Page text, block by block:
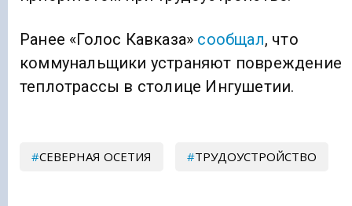
Ранее «Голос Кавказа» сообщал, что
коммунальщики устраняют повреждение
теплотрассы в столице Ингушетии.
СЕВЕРНАЯ ОСЕТИЯ ТРУДОУСТРОЙСТВО